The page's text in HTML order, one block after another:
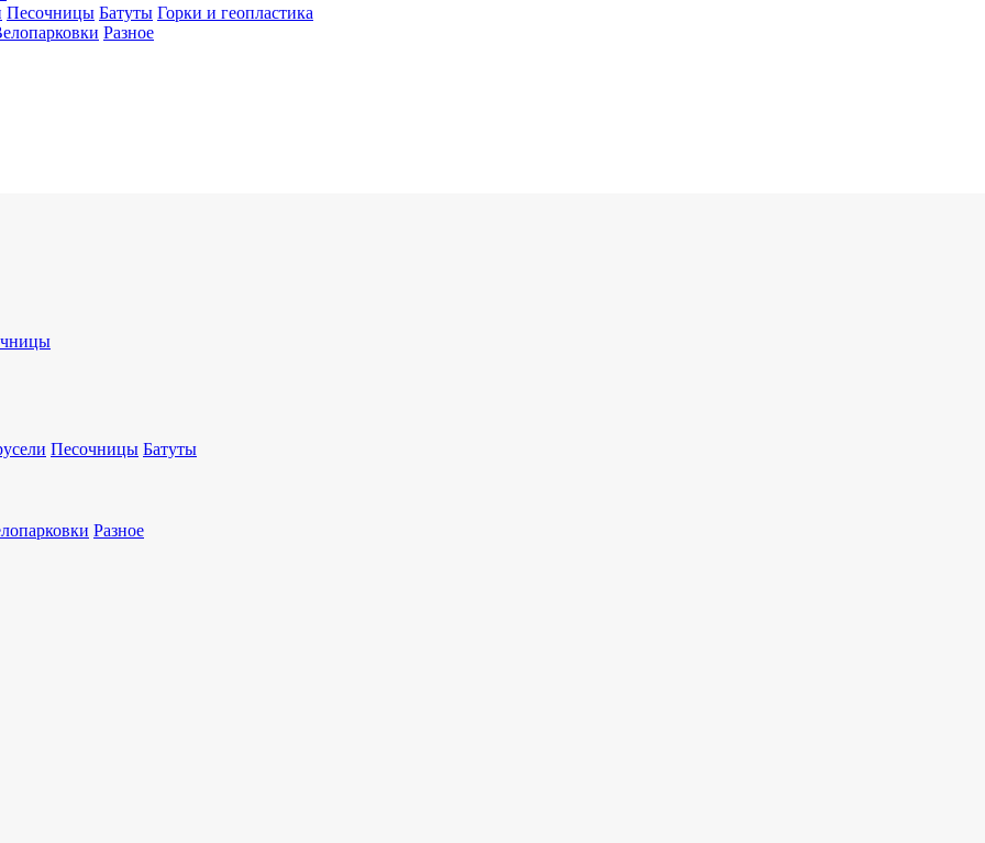
Песочницы Батуты Горки и геопластика
Разное
Песочницы Батуты
Разное